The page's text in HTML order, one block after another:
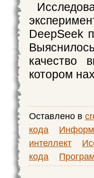
DeepSeek
качество
котором
Оставлено в
кода
интеллект
кода